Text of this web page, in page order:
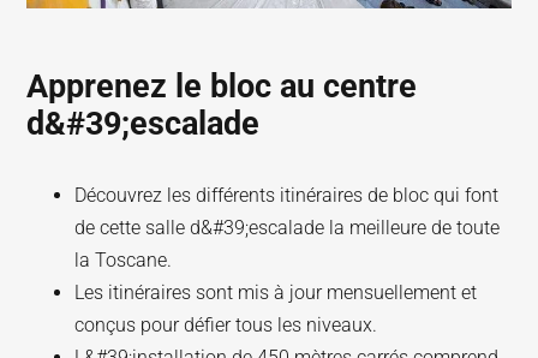
Apprenez le bloc au centre
d&#39;escalade
Découvrez les différents itinéraires de bloc qui font
de cette salle d&#39;escalade la meilleure de toute
la Toscane.
Les itinéraires sont mis à jour mensuellement et
conçus pour défier tous les niveaux.